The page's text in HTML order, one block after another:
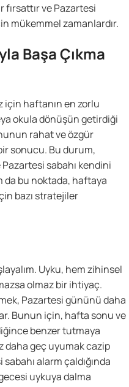
fırsattır ve Pazartesi
mükemmel zamanlardır.
Başa Çıkma
haftanın en zorlu
okula dönüşün getirdiği
rahat ve özgür
sonucu. Bu durum,
sabahı kendini
da bu noktada, haftaya
bazı stratejiler
Uyku, hem zihinsel
olmaz bir ihtiyaç.
Pazartesi gününü daha
Bunun için, hafta sonu ve
benzer tutmaya
daha geç uyumak cazip
alarm çaldığında
uykuya dalma